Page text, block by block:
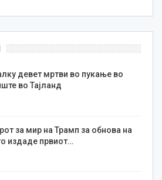
девет мртви во пукање во
во Тајланд
за мир на Трамп за обнова на
издаде првиот…